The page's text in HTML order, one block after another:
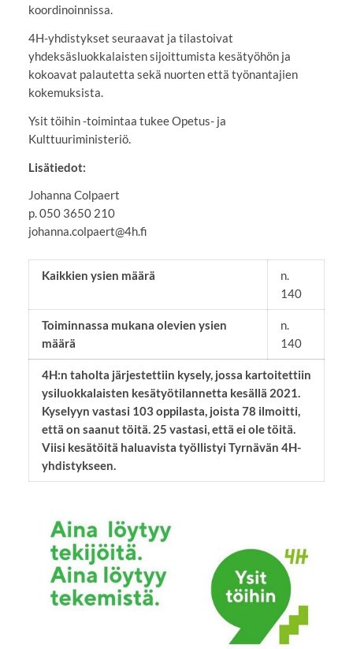
koordinoinnissa.
4H-yhdistykset seuraavat ja tilastoivat
yhdeksäsluokkalaisten sijoittumista kesätyöhön ja
kokoavat palautetta sekä nuorten että työnantajien
kokemuksista.
Ysit töihin -toimintaa tukee Opetus- ja
Kulttuuriministeriö.
Lisätiedot:
Johanna Colpaert
p. 050 3650 210
johanna.colpaert@4h.fi
Kaikkien ysien määrä
n.
140
Toiminnassa mukana olevien ysien
määrä
n.
140
4H:n taholta järjestettiin kysely, jossa kartoitettiin
ysiluokkalaisten kesätyötilannetta kesällä 2021.
Kyselyyn vastasi 103 oppilasta, joista 78 ilmoitti,
että on saanut töitä. 25 vastasi, että ei ole töitä.
Viisi kesätöitä haluavista työllistyi Tyrnävän 4H-
yhdistykseen.